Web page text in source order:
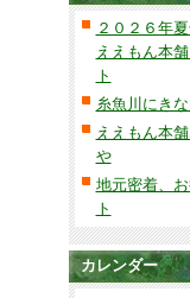
２０２６年
ええもん本
ト
糸魚川にき
ええもん本
や
地元密着、
ト
カレンダー